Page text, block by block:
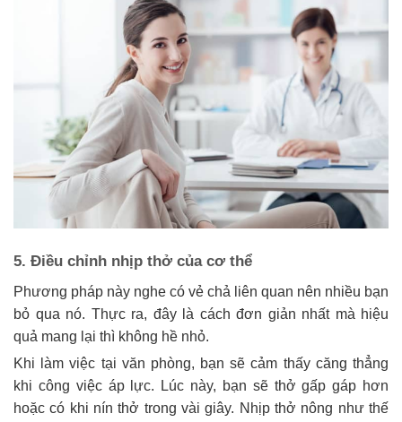
5. Điều chỉnh nhịp thở của cơ thể
Phương pháp này nghe có vẻ chả liên quan nên nhiều bạn
bỏ qua nó. Thực ra, đây là cách đơn giản nhất mà hiệu
quả mang lại thì không hề nhỏ.
Khi làm việc tại văn phòng, bạn sẽ cảm thấy căng thẳng
khi công việc áp lực. Lúc này, bạn sẽ thở gấp gáp hơn
hoặc có khi nín thở trong vài giây. Nhịp thở nông như thế